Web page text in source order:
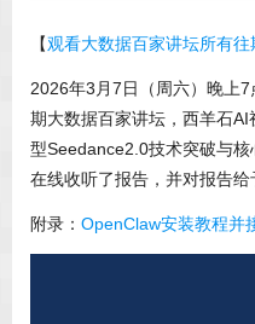
【观看大数据百家讲坛所有往
2026年3月7日（周六）晚上
期大数据百家讲坛，西羊石
型Seedance2.0技术突破与
在线收听了报告，并对报告给
附录： OpenClaw安装教程并